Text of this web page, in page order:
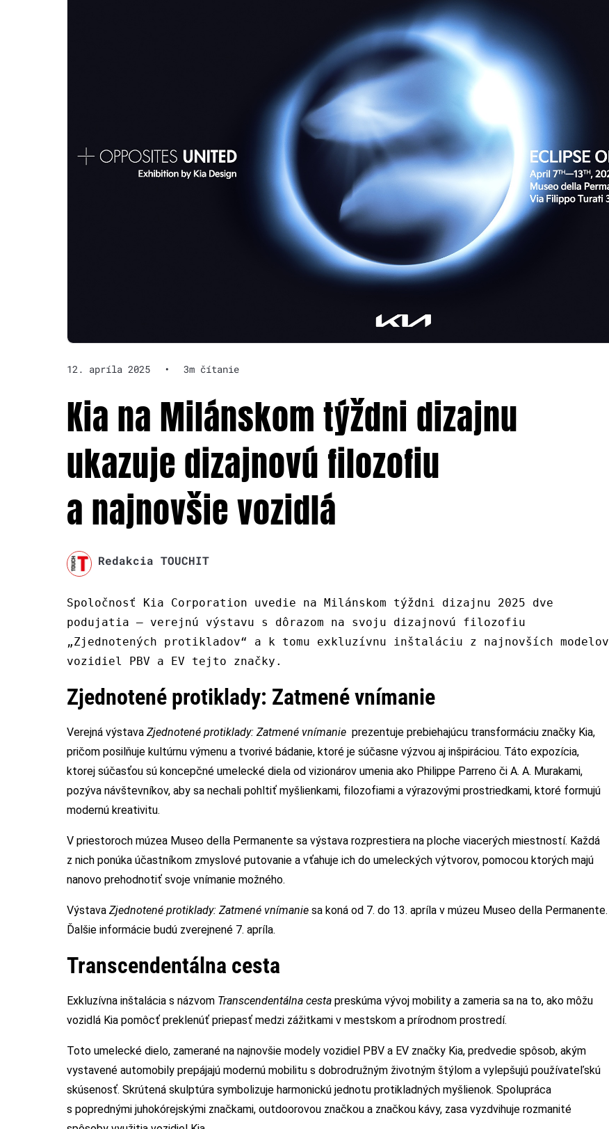
12. apríla 2025 • 3m čítanie
Kia na Milánskom týždni dizajnu
ukazuje dizajnovú filozofiu
a najnovšie vozidlá
Redakcia TOUCHIT
Spoločnosť Kia Corporation uvedie na Milánskom týždni dizajnu 2025 dve
podujatia – verejnú výstavu s dôrazom na svoju dizajnovú filozofiu
„Zjednotených protikladov“ a k tomu exkluzívnu inštaláciu z najnovších modelov
vozidiel PBV a EV tejto značky.
Zjednotené protiklady: Zatmené vnímanie
Verejná výstava Zjednotené protiklady: Zatmené vnímanie prezentuje prebiehajúcu transformáciu značky Kia,
pričom posilňuje kultúrnu výmenu a tvorivé bádanie, ktoré je súčasne výzvou aj inšpiráciou. Táto expozícia,
ktorej súčasťou sú koncepčné umelecké diela od vizionárov umenia ako Philippe Parreno či A. A. Murakami,
pozýva návštevníkov, aby sa nechali pohltiť myšlienkami, filozofiami a výrazovými prostriedkami, ktoré formujú
modernú kreativitu.
V priestoroch múzea Museo della Permanente sa výstava rozprestiera na ploche viacerých miestností. Každá
z nich ponúka účastníkom zmyslové putovanie a vťahuje ich do umeleckých výtvorov, pomocou ktorých majú
nanovo prehodnotiť svoje vnímanie možného.
Výstava Zjednotené protiklady: Zatmené vnímanie sa koná od 7. do 13. apríla v múzeu Museo della Permanente.
Ďalšie informácie budú zverejnené 7. apríla.
Transcendentálna cesta
Exkluzívna inštalácia s názvom Transcendentálna cesta preskúma vývoj mobility a zameria sa na to, ako môžu
vozidlá Kia pomôcť preklenúť priepasť medzi zážitkami v mestskom a prírodnom prostredí.
Toto umelecké dielo, zamerané na najnovšie modely vozidiel PBV a EV značky Kia, predvedie spôsob, akým
vystavené automobily prepájajú modernú mobilitu s dobrodružným životným štýlom a vylepšujú používateľskú
skúsenosť. Skrútená skulptúra symbolizuje harmonickú jednotu protikladných myšlienok. Spolupráca
s poprednými juhokórejskými značkami, outdoorovou značkou a značkou kávy, zasa vyzdvihuje rozmanité